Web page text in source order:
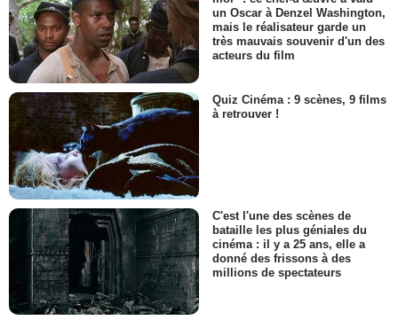
un Oscar à Denzel Washington,
mais le réalisateur garde un
très mauvais souvenir d'un des
acteurs du film
Quiz Cinéma : 9 scènes, 9 films
à retrouver !
C'est l'une des scènes de
bataille les plus géniales du
cinéma : il y a 25 ans, elle a
donné des frissons à des
millions de spectateurs